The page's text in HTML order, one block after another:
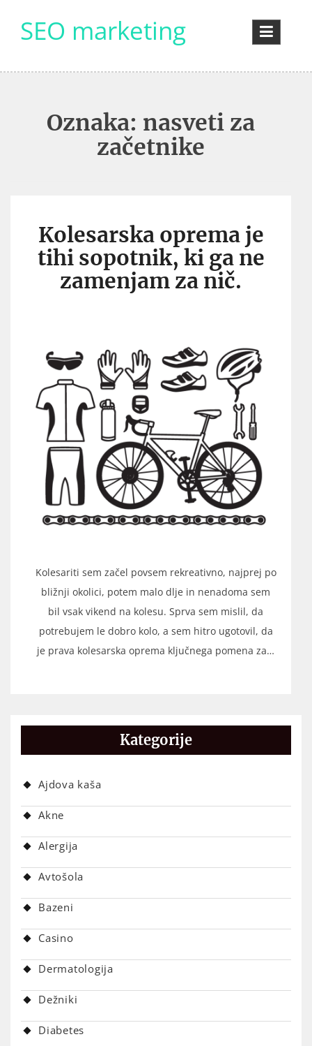
contentSEO marketing
Oznaka: nasveti za
začetnike
Kolesarska oprema je
tihi sopotnik, ki ga ne
zamenjam za nič.
Kolesariti sem začel povsem rekreativno, najprej po
bližnji okolici, potem malo dlje in nenadoma sem
bil vsak vikend na kolesu. Sprva sem mislil, da
potrebujem le dobro kolo, a sem hitro ugotovil, da
je prava kolesarska oprema ključnega pomena za…
Kategorije
Ajdova kaša
Akne
Alergija
Avtošola
Bazeni
Casino
Dermatologija
Dežniki
Diabetes